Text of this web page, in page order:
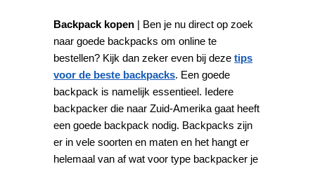
Backpack kopen | Ben je nu direct op zoek
naar goede backpacks om online te
bestellen? Kijk dan zeker even bij dezetips
voor de beste backpacks. Een goede
backpack is namelijk essentieel. Iedere
backpacker die naar Zuid-Amerika gaat heeft
een goede backpack nodig. Backpacks zijn
er in vele soorten en maten en het hangt er
helemaal van af wat voor type backpacker je